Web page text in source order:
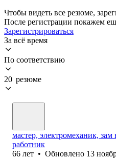
Чтобы видеть все резюме,
После регистрации покажем
Зарегистрироваться
За всё время
По соответствию
20 резюме
мастер, электромеханик,
работник
66 лет • Обновлено 13